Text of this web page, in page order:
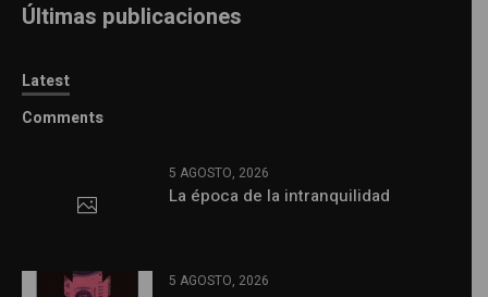
Últimas publicaciones
Latest
Comments
5 AGOSTO, 2026
La época de la intranquilidad
5 AGOSTO, 2026